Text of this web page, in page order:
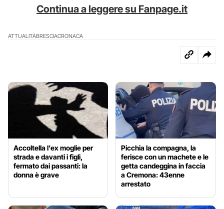
Continua a leggere su Fanpage.it
ATTUALITÀBRESCIACRONACA
Accoltella l’ex moglie per
strada e davanti i figli,
fermato dai passanti: la
donna è grave
Picchia la compagna, la
ferisce con un machete e le
getta candeggina in faccia
a Cremona: 43enne
arrestato